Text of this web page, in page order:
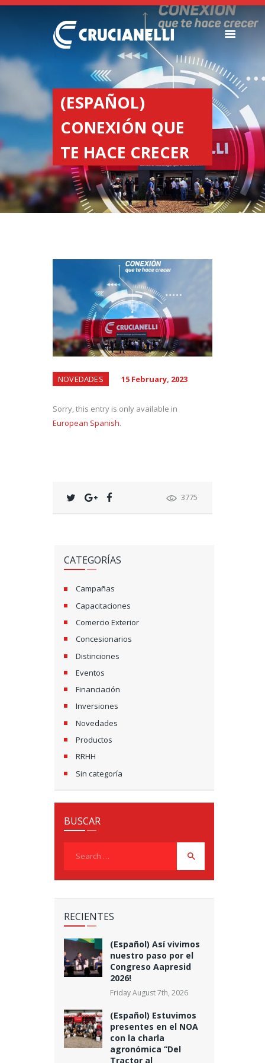
(ESPAÑOL)
CONEXIÓN QUE
TE HACE CRECER
SEEDERS
FERTILIZER
SPREADERS
ABOUT US
DEALERSHIPS
NEWS
COMPANY
CONTACT
NOVEDADES 15 February, 2023
Sorry, this entry is only available in
European Spanish.
3775
CATEGORÍAS
Campañas
Capacitaciones
Comercio Exterior
Concesionarios
Distinciones
Eventos
Financiación
Inversiones
Novedades
Productos
RRHH
Sin categoría
BUSCAR
RECIENTES
(Español) Así vivimos
nuestro paso por el
Congreso Aapresid
2026!
Friday August 7th, 2026
(Español) Estuvimos
presentes en el NOA
con la charla
agronómica “Del
Tractor al